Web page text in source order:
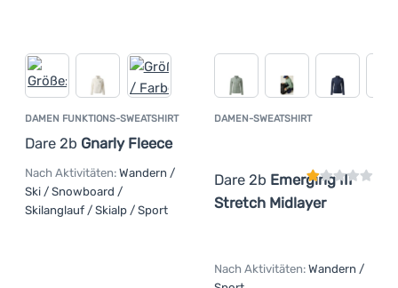
DAMEN FUNKTIONS-SWEATSHIRT
Dare 2b Gnarly Fleece
Nach Aktivitäten: Wandern /
Ski / Snowboard /
Skilanglauf / Skialp / Sport
DAMEN-SWEATSHIRT
Dare 2b Emerging III
Stretch Midlayer
Nach Aktivitäten: Wandern /